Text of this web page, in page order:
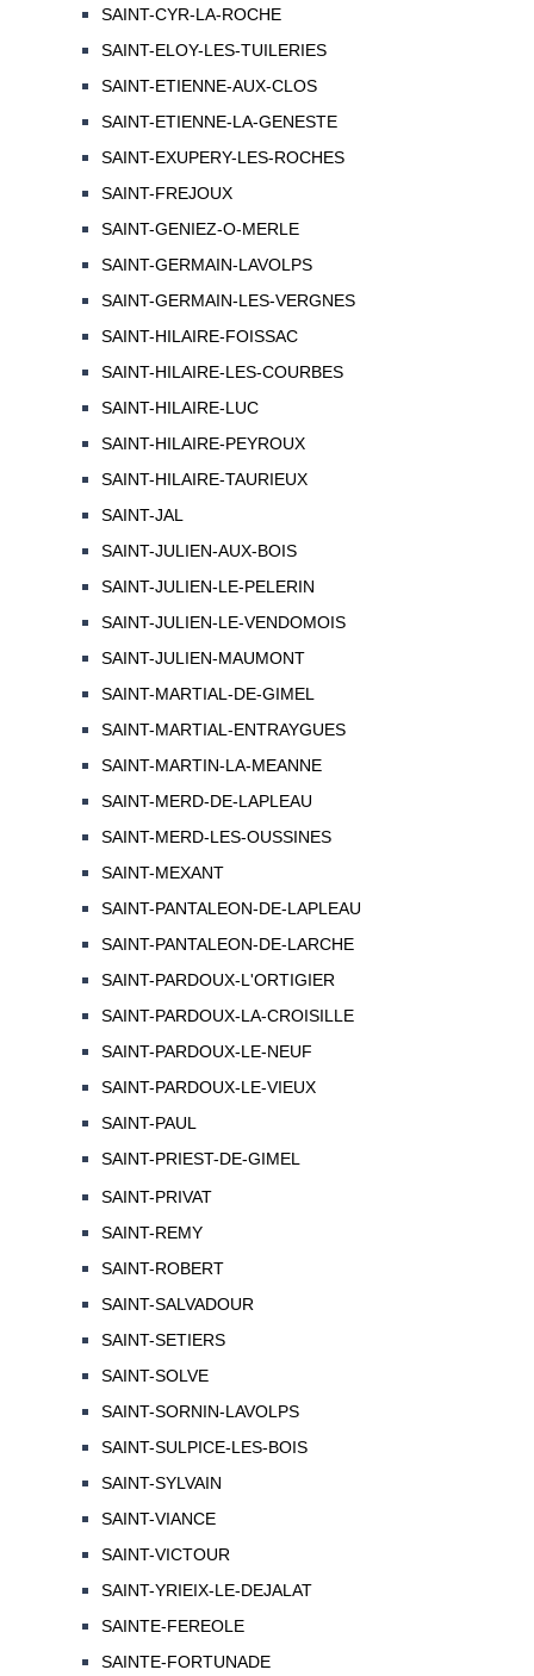
SAINT-CYR-LA-ROCHE
SAINT-ELOY-LES-TUILERIES
SAINT-ETIENNE-AUX-CLOS
SAINT-ETIENNE-LA-GENESTE
SAINT-EXUPERY-LES-ROCHES
SAINT-FREJOUX
SAINT-GENIEZ-O-MERLE
SAINT-GERMAIN-LAVOLPS
SAINT-GERMAIN-LES-VERGNES
SAINT-HILAIRE-FOISSAC
SAINT-HILAIRE-LES-COURBES
SAINT-HILAIRE-LUC
SAINT-HILAIRE-PEYROUX
SAINT-HILAIRE-TAURIEUX
SAINT-JAL
SAINT-JULIEN-AUX-BOIS
SAINT-JULIEN-LE-PELERIN
SAINT-JULIEN-LE-VENDOMOIS
SAINT-JULIEN-MAUMONT
SAINT-MARTIAL-DE-GIMEL
SAINT-MARTIAL-ENTRAYGUES
SAINT-MARTIN-LA-MEANNE
SAINT-MERD-DE-LAPLEAU
SAINT-MERD-LES-OUSSINES
SAINT-MEXANT
SAINT-PANTALEON-DE-LAPLEAU
SAINT-PANTALEON-DE-LARCHE
SAINT-PARDOUX-L'ORTIGIER
SAINT-PARDOUX-LA-CROISILLE
SAINT-PARDOUX-LE-NEUF
SAINT-PARDOUX-LE-VIEUX
SAINT-PAUL
SAINT-PRIEST-DE-GIMEL
SAINT-PRIVAT
SAINT-REMY
SAINT-ROBERT
SAINT-SALVADOUR
SAINT-SETIERS
SAINT-SOLVE
SAINT-SORNIN-LAVOLPS
SAINT-SULPICE-LES-BOIS
SAINT-SYLVAIN
SAINT-VIANCE
SAINT-VICTOUR
SAINT-YRIEIX-LE-DEJALAT
SAINTE-FEREOLE
SAINTE-FORTUNADE